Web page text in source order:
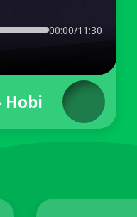
00:00/11:30
Hobi